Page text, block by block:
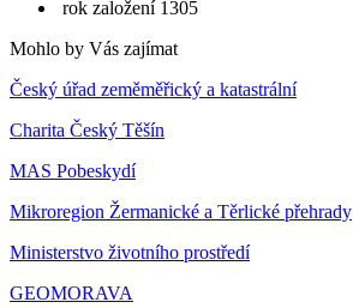
rok založení 1305
Mohlo by Vás zajímat
Český úřad zeměměřický a katastrální
Charita Český Těšín
MAS Pobeskydí
Mikroregion Žermanické a Těrlické přehrady
Ministerstvo životního prostředí
GEOMORAVA